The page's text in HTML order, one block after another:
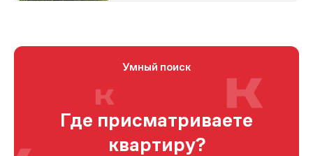
Умный поиск
Где присматриваете
квартиру?